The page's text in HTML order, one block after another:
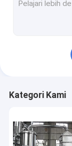
Kategori Kami